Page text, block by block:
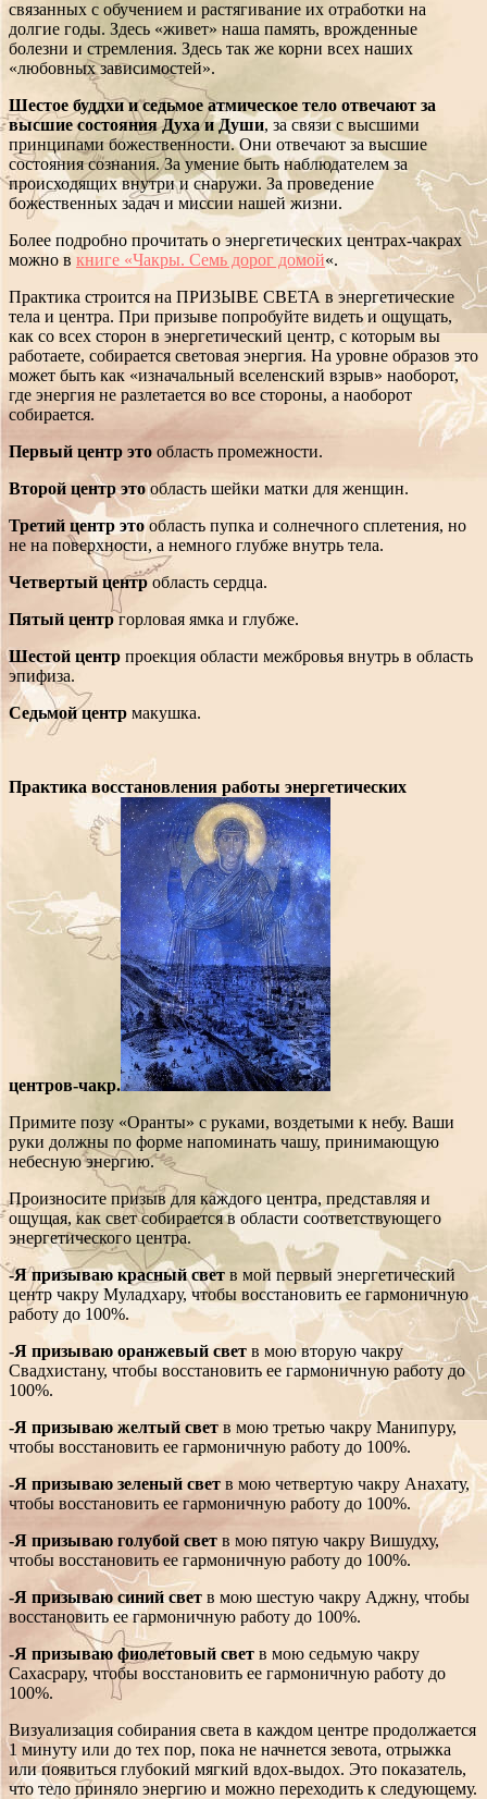
связанных с обучением и растягивание их отработки на
долгие годы. Здесь «живет» наша память, врожденные
болезни и стремления. Здесь так же корни всех наших
«любовных зависимостей».
Шестое буддхи и седьмое атмическое тело отвечают за
высшие состояния Духа и Души, за связи с высшими
принципами божественности. Они отвечают за высшие
состояния сознания. За умение быть наблюдателем за
происходящих внутри и снаружи. За проведение
божественных задач и миссии нашей жизни.
Более подробно прочитать о энергетических центрах-чакрах
можно в книге «Чакры. Семь дорог домой«.
Практика строится на ПРИЗЫВЕ СВЕТА в энергетические
тела и центра. При призыве попробуйте видеть и ощущать,
как со всех сторон в энергетический центр, с которым вы
работаете, собирается световая энергия. На уровне образов это
может быть как «изначальный вселенский взрыв» наоборот,
где энергия не разлетается во все стороны, а наоборот
собирается.
Первый центр это область промежности.
Второй центр этообласть шейки матки для женщин.
Третий центр этообласть пупка и солнечного сплетения, но
не на поверхности, а немного глубже внутрь тела.
Четвертый центробласть сердца.
Пятый центргорловая ямка и глубже.
Шестой центр проекция области межбровья внутрь в область
эпифиза.
Седьмой центр макушка.
Практика восстановления работы энергетических
центров-чакр.
Примите позу «Оранты» с руками, воздетыми к небу. Ваши
руки должны по форме напоминать чашу, принимающую
небесную энергию.
Произносите призыв для каждого центра, представляя и
ощущая, как свет собирается в области соответствующего
энергетического центра.
-Я призываю красный свет в мой первый энергетический
центр чакру Муладхару, чтобы восстановить ее гармоничную
работу до 100%.
-Я призываю оранжевый свет в мою вторую чакру
Свадхистану, чтобы восстановить ее гармоничную работу до
100%.
-Я призываю желтый свет в мою третью чакру Манипуру,
чтобы восстановить ее гармоничную работу до 100%.
-Я призываю зеленый свет в мою четвертую чакру Анахату,
чтобы восстановить ее гармоничную работу до 100%.
-Я призываю голубой свет в мою пятую чакру Вишудху,
чтобы восстановить ее гармоничную работу до 100%.
-Я призываю синий свет в мою шестую чакру Аджну, чтобы
восстановить ее гармоничную работу до 100%.
-Я призываю фиолетовый свет в мою седьмую чакру
Сахасрару, чтобы восстановить ее гармоничную работу до
100%.
Визуализация собирания света в каждом центре продолжается
1 минуту или до тех пор, пока не начнется зевота, отрыжка
или появиться глубокий мягкий вдох-выдох. Это показатель,
что тело приняло энергию и можно переходить к следующему.